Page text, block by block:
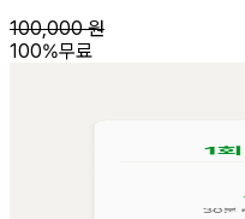
100,000원
100%무료